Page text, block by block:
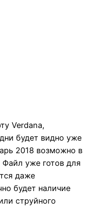
Verdana,
будет видно уже
2018 возможно в
Файл уже готов для
даже
будет наличие
струйного